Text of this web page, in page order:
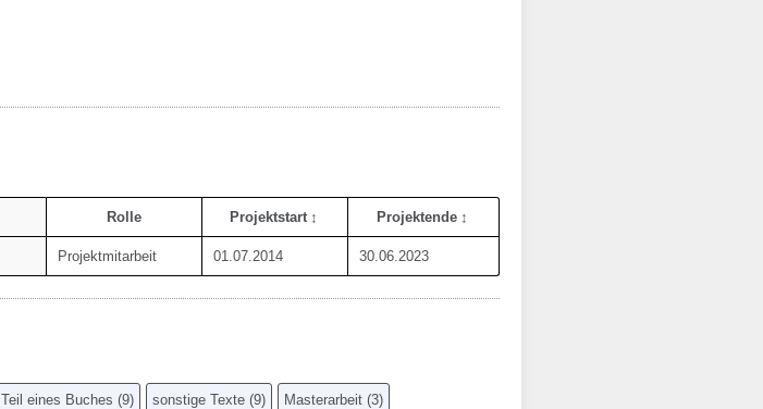
Rolle Projektstart Projektende
Projektmitarbeit 01.07.2014 30.06.2023
Teil eines Buches (9) sonstige Texte (9) Masterarbeit (3)